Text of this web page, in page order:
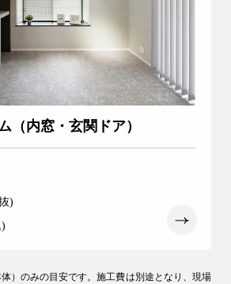
（内窓・玄関ドア）
)
）のみの目安です。施工費は別途となり、現場
5522